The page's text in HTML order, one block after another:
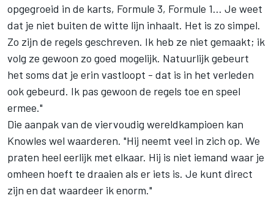
opgegroeid in de karts, Formule 3, Formule 1... Je weet
dat je niet buiten de witte lijn inhaalt. Het is zo simpel.
Zo zijn de regels geschreven. Ik heb ze niet gemaakt; ik
volg ze gewoon zo goed mogelijk. Natuurlijk gebeurt
het soms dat je erin vastloopt - dat is in het verleden
ook gebeurd. Ik pas gewoon de regels toe en speel
ermee."
Die aanpak van de viervoudig wereldkampioen kan
Knowles wel waarderen. "Hij neemt veel in zich op. We
praten heel eerlijk met elkaar. Hij is niet iemand waar je
omheen hoeft te draaien als er iets is. Je kunt direct
zijn en dat waardeer ik enorm."